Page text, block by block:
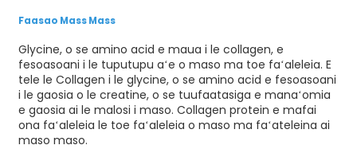
Faasao Mass Mass
Glycine, o se amino acid e maua i le collagen, e
fesoasoani i le tuputupu aʻe o maso ma toe faʻaleleia. E
tele le Collagen i le glycine, o se amino acid e fesoasoani
i le gaosia o le creatine, o se tuufaatasiga e manaʻomia
e gaosia ai le malosi i maso. Collagen protein e mafai
ona faʻaleleia le toe faʻaleleia o maso ma faʻateleina ai
maso maso.